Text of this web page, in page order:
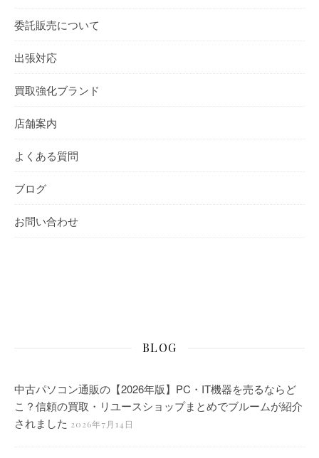
委託販売について
出張対応
買取強化ブランド
店舗案内
よくある質問
ブログ
お問い合わせ
BLOG
中古パソコン通販の【2026年版】PC・IT機器を売るならど
こ？信頼の買取・リユースショップまとめでブルームが紹介
されました 2026年7月14日